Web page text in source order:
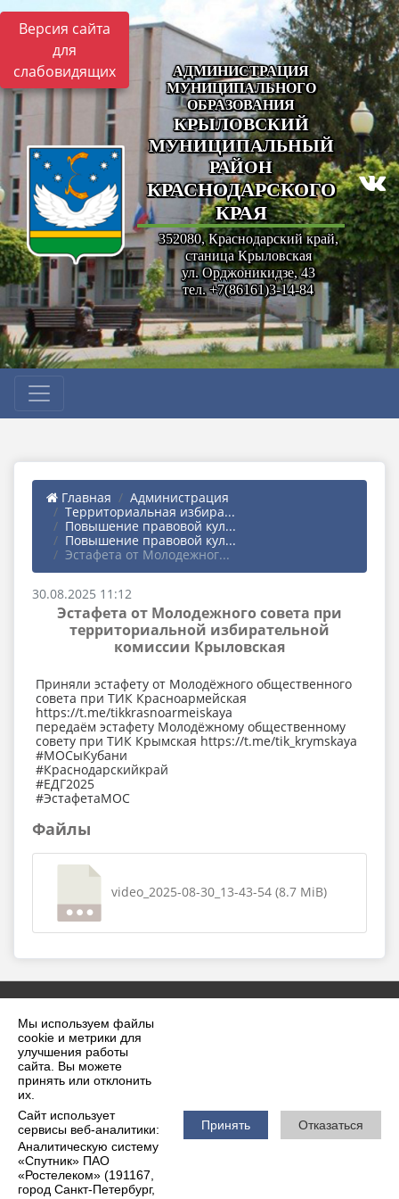
Мы используем файлы
cookie и метрики для
улучшения работы
сайта. Вы можете
принять или отклонить
их.
Сайт использует
сервисы веб-аналитики:
Аналитическую систему
«Спутник» ПАО
«Ростелеком» (191167,
город Санкт-Петербург,
Принять Отказаться
Версия сайта
для
слабовидящих
АДМИНИСТРАЦИЯ
МУНИЦИПАЛЬНОГО
ОБРАЗОВАНИЯ
КРЫЛОВСКИЙ
МУНИЦИПАЛЬНЫЙ
РАЙОН
КРАСНОДАРСКОГО
КРАЯ
352080, Краснодарский край,
станица Крыловская
ул. Орджоникидзе, 43
тел. +7(86161)3-14-84
Главная
Администрация
Территориальная избира...
Повышение правовой кул...
Повышение правовой кул...
Эстафета от Молодежног...
30.08.2025 11:12
Эстафета от Молодежного совета при
территориальной избирательной
комиссии Крыловская
Приняли эстафету от Молодёжного общественного
совета при ТИК Красноармейская
https://t.me/tikkrasnoarmeiskaya
передаём эстафету Молодёжному общественному
совету при ТИК Крымская https://t.me/tik_krymskaya
#МОСыКубани
#Краснодарскийкрай
#ЕДГ2025
#ЭстафетаМОС
Файлы
video_2025-08-30_13-43-54 (8.7 MiB)
2026 г. krilovskaya.ru
Вход
Карта сайта
Политика обработки персональных данных
Сделано на KubCMS
Разработка и поддержка